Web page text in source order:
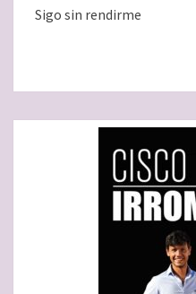
Sigo sin rendirme